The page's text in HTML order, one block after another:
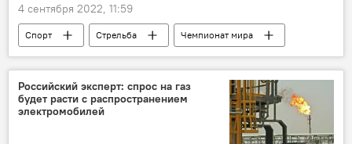
4 сентября 2022, 11:59
Спорт Стрельба
Чемпионат мира
Россия
Перенос Азербайджан
Российский эксперт: спрос на газ
будет расти с распространением
электромобилей